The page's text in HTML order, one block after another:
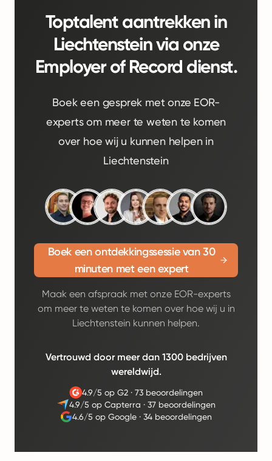
Toptalent aantrekken in
Liechtenstein via onze
Employer of Record dienst.
Boek een gesprek met onze EOR-
experts om meer te weten te komen
over hoe wij u kunnen helpen in
Liechtenstein
Boek een ontdekkingssessie van 30
minuten met een expert
Maak een afspraak met onze EOR-experts
om meer te weten te komen over hoe wij u in
Liechtenstein kunnen helpen.
Vertrouwd door meer dan 1300 bedrijven
wereldwijd.
4.9/5 op G2· 73 beoordelingen
4.9/5 op Capterra · 37 beoordelingen
4.6/5 op Google ·34 beoordelingen